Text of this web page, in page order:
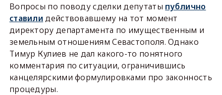
Вопросы по поводу сделки депутаты публично
ставили действовавшему на тот момент
директору департамента по имущественным и
земельным отношениям Севастополя. Однако
Тимур Кулиев не дал какого-то понятного
комментария по ситуации, ограничившись
канцелярскими формулировками про законность
процедуры.